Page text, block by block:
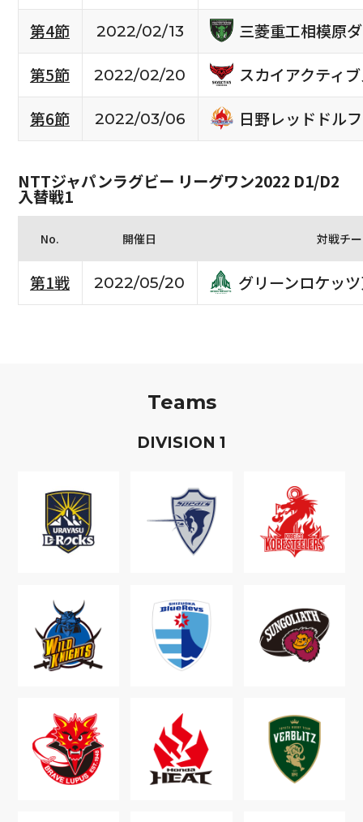
第4節
2022/02/13
三菱重工相模原
第5節
2022/02/20
スカイアクティ
第6節
2022/03/06 日野レッドドル
NTTジャパンラグビー リーグワン2022 D1/D2
入替戦1
No. 開催日 対戦チ
第1戦 2022/05/20 グリーンロケッ
Teams
DIVISION 1